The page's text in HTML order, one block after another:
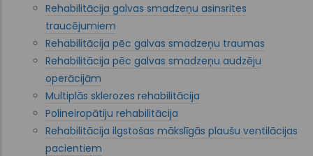
Rehabilitācija galvas smadzeņu asinsrites
traucējumiem
Rehabilitācija pēc galvas smadzeņu traumas
Rehabilitācija pēc galvas smadzeņu audzēju
operācijām
Multiplās sklerozes rehabilitācija
Polineiropātiju rehabilitācija
Rehabilitācija ilgstošas mākslīgās plaušu ventilācijas
pacientiem